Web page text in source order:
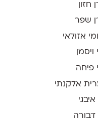
חזון
שפר
אזולאי
ויסמן
פיחה
אלקנתי
איבגי
דבורה